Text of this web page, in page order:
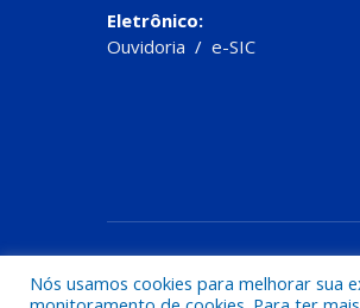
Eletrônico:
Ouvidoria / e-SIC
Nós usamos cookies para melhorar sua